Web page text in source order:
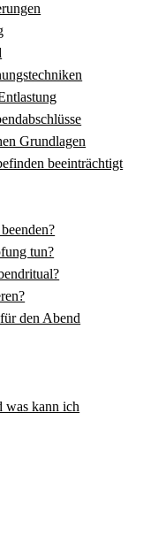
Grundlagen
beeinträchtigt
tun?
den Abend
was kann ich